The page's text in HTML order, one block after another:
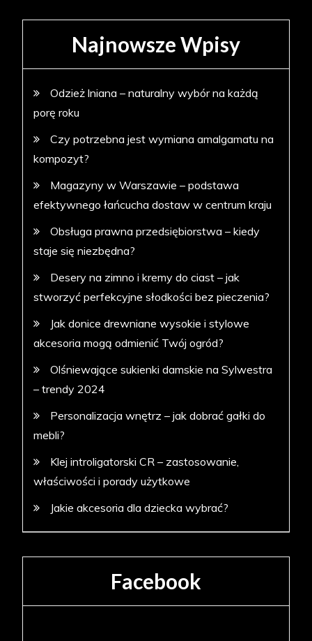
Najnowsze Wpisy
Odzież lniana – naturalny wybór na każdą
porę roku
Czy potrzebna jest wymiana amalgamatu na
kompozyt?
Magazyny w Warszawie – podstawa
efektywnego łańcucha dostaw w centrum kraju
Obsługa prawna przedsiębiorstwa – kiedy
staje się niezbędna?
Desery na zimno i kremy do ciast – jak
stworzyć perfekcyjne słodkości bez pieczenia?
Jak donice drewniane wysokie i stylowe
akcesoria mogą odmienić Twój ogród?
Olśniewające sukienki damskie na Sylwestra
– trendy 2024
Personalizacja wnętrz – jak dobrać gałki do
mebli?
Klej introligatorski CR – zastosowanie,
właściwości i porady użytkowe
Jakie akcesoria dla dziecka wybrać?
Facebook